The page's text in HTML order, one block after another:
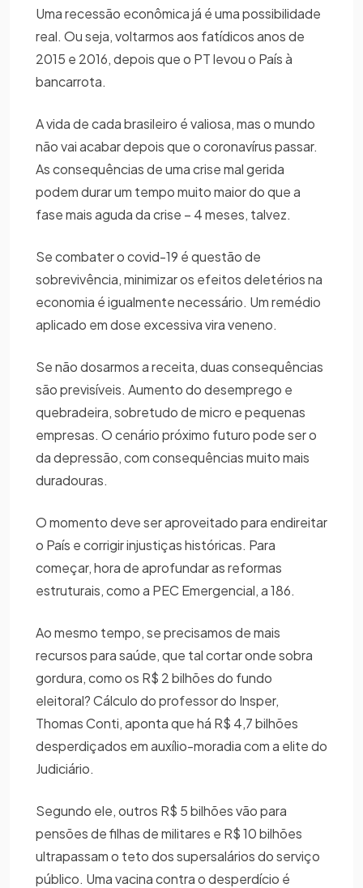
Uma recessão econômica já é uma possibilidade
real. Ou seja, voltarmos aos fatídicos anos de
2015 e 2016, depois que o PT levou o País à
bancarrota.
A vida de cada brasileiro é valiosa, mas o mundo
não vai acabar depois que o coronavírus passar.
As consequências de uma crise mal gerida
podem durar um tempo muito maior do que a
fase mais aguda da crise – 4 meses, talvez.
Se combater o covid-19 é questão de
sobrevivência, minimizar os efeitos deletérios na
economia é igualmente necessário. Um remédio
aplicado em dose excessiva vira veneno.
Se não dosarmos a receita, duas consequências
são previsíveis. Aumento do desemprego e
quebradeira, sobretudo de micro e pequenas
empresas. O cenário próximo futuro pode ser o
da depressão, com consequências muito mais
duradouras.
O momento deve ser aproveitado para endireitar
o País e corrigir injustiças históricas. Para
começar, hora de aprofundar as reformas
estruturais, como a PEC Emergencial, a 186.
Ao mesmo tempo, se precisamos de mais
recursos para saúde, que tal cortar onde sobra
gordura, como os R$ 2 bilhões do fundo
eleitoral? Cálculo do professor do Insper,
Thomas Conti, aponta que há R$ 4,7 bilhões
desperdiçados em auxílio-moradia com a elite do
Judiciário.
Segundo ele, outros R$ 5 bilhões vão para
pensões de filhas de militares e R$ 10 bilhões
ultrapassam o teto dos supersalários do serviço
público. Uma vacina contra o desperdício é